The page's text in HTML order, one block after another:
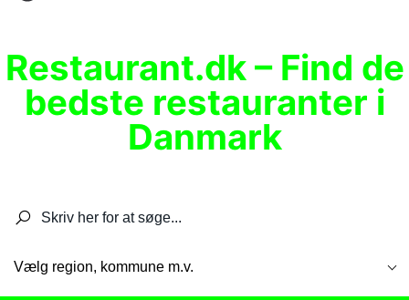
Restaurant.dk – Find de
bedste restauranter i
Danmark
Vælg region, kommune m.v.